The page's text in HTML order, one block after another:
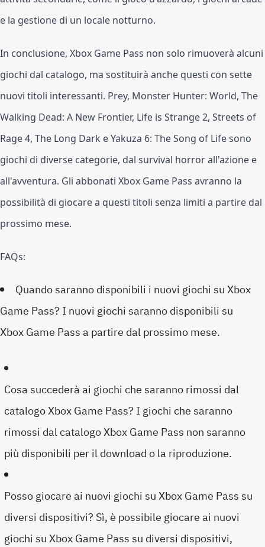
e la gestione di un locale notturno.
In conclusione, Xbox Game Pass non solo rimuoverà alcuni
giochi dal catalogo, ma sostituirà anche questi con sette
nuovi titoli interessanti. Prey, Monster Hunter: World, The
Walking Dead: A New Frontier, Life is Strange 2, Streets of
Rage 4, The Long Dark e Yakuza 6: The Song of Life sono
giochi di diverse categorie, dal survival horror all'azione e
all'avventura. Gli abbonati Xbox Game Pass avranno la
possibilità di giocare a questi titoli senza limiti a partire dal
prossimo mese.
FAQs:
Quando saranno disponibili i nuovi giochi su Xbox
Game Pass? I nuovi giochi saranno disponibili su
Xbox Game Pass a partire dal prossimo mese.
Cosa succederà ai giochi che saranno rimossi dal
catalogo Xbox Game Pass? I giochi che saranno
rimossi dal catalogo Xbox Game Pass non saranno
più disponibili per il download o la riproduzione.
Posso giocare ai nuovi giochi su Xbox Game Pass su
diversi dispositivi? Sì, è possibile giocare ai nuovi
giochi su Xbox Game Pass su diversi dispositivi,